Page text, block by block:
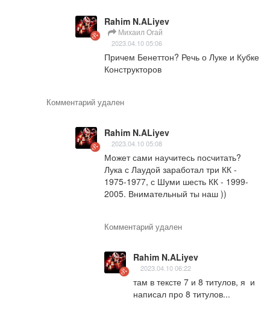
Rahim N.ALiyev
Михаил Огай
2023.04.10 05:06
Причем Бенеттон? Речь о Луке и Кубке
Конструкторов
Комментарий удален
Rahim N.ALiyev
2023.04.10 05:08
Может сами научитесь посчитать?
Лука с Лаудой заработал три КК -
1975-1977, с Шуми шесть КК - 1999-
2005. Внимательный ты наш ))
Комментарий удален
Rahim N.ALiyev
2023.04.10 06:22
там в тексте 7 и 8 титулов, я  и
написал про 8 титулов...